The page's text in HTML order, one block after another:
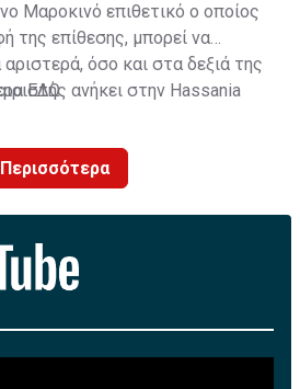
Μαροκινό επιθετικό ο οποίος
της επίθεσης, μπορεί να
όσο και στα δεξιά της
ανήκει στην Hassania
ΕΔΩ.
Περισσότερα